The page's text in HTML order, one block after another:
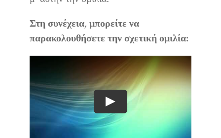
Στη συνέχεια, μπορείτε να
παρακολουθήσετε την σχετική ομιλία:
Play